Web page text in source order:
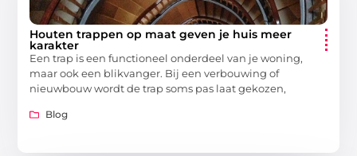
Houten trappen op maat geven je huis meer
karakter
Een trap is een functioneel onderdeel van je woning,
maar ook een blikvanger. Bij een verbouwing of
nieuwbouw wordt de trap soms pas laat gekozen,
Blog